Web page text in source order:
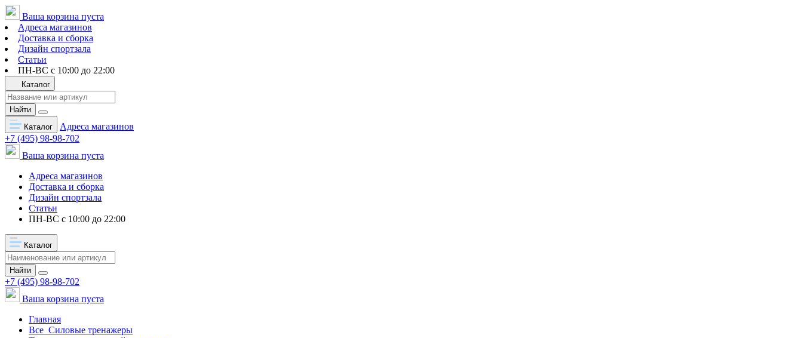
Ваша корзина пуста
Адреса магазинов
Доставка и сборка
Дизайн спортзала
Статьи
ПН-ВС с 10:00 до 22:00
Каталог
Найти
Каталог
Адреса магазинов
+7 (495) 98-98-702
Ваша корзина пуста
Адреса магазинов
Доставка и сборка
Дизайн спортзала
Статьи
ПН-ВС с 10:00 до 22:00
Каталог
Найти
+7 (495) 98-98-702
Ваша корзина пуста
Главная
Все Силовые тренажеры